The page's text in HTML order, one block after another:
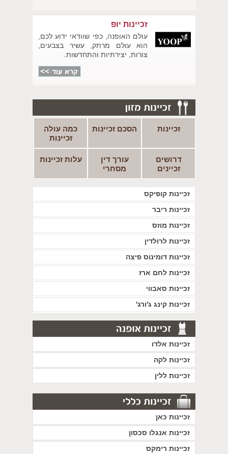
זכיינות יופ
עולם האופנה, כפי שוודאי ידוע לכם,
הוא עולם מרתק, עשיר בצבעים,
צורות, יצירתיות והתחדשות.
זכיינות הסכם זכיינות
כמה עולה
זכיינות
דרושים
זכיינים
עורך דין
מסחרי
עלות זכיינות
זכיינות קופיקס
זכיינות ריבר
זכיינות מוזס
זכיינות לרולדין
זכיינות דומינוס פיצה
זכיינות לחם ארז
זכיינות סאבווי
זכיינות קינג ג'ורג'
זכיינות אלדו
זכיינות לקה
זכיינות ללין
זכיינות כאן
זכיינות אנגלו סכסון
זכיינות רימקס